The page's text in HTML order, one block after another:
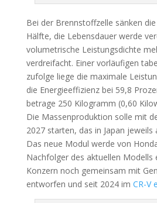
Bei der Brennstoffzelle sänken
Hälfte, die Lebensdauer werde
volumetrische Leistungsdichte
verdreifacht. Einer vorläufigen
zufolge liege die maximale
die Energieeffizienz bei 59,8
betrage 250 Kilogramm (0,60
Die Massenproduktion solle mit
2027 starten, das in Japan jeweils
Das neue Modul werde von
Nachfolger des aktuellen Modells
Konzern noch gemeinsam mit
entworfen und seit 2024 im CR-V